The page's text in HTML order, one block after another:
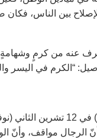
بين الناس،
عنه من كرمٍ
“الكرم في اليسر
الرجال مواقف، وأنّ